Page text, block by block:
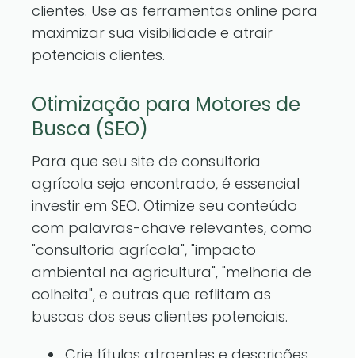
clientes. Use as ferramentas online para
maximizar sua visibilidade e atrair
potenciais clientes.
Otimização para Motores de
Busca (SEO)
Para que seu site de consultoria
agrícola seja encontrado, é essencial
investir em SEO. Otimize seu conteúdo
com palavras-chave relevantes, como
"consultoria agrícola", "impacto
ambiental na agricultura", "melhoria de
colheita", e outras que reflitam as
buscas dos seus clientes potenciais.